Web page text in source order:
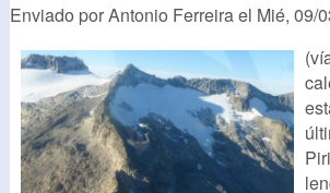
Enviado porAntonio Ferreirael Mié, 09/